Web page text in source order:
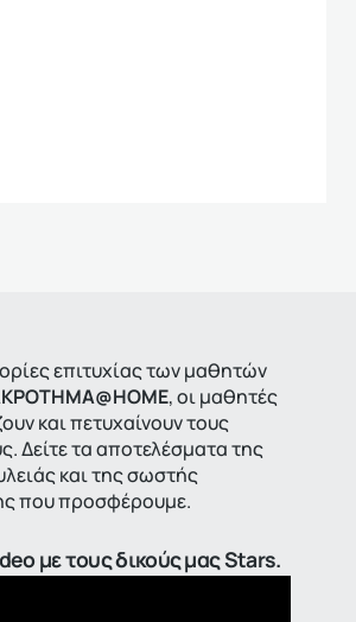
επιτυχίας των μαθητών
, οι μαθητές
και πετυχαίνουν τους
Δείτε τα αποτελέσματα της
και της σωστής
που προσφέρουμε.
με τους δικούς μας Stars.